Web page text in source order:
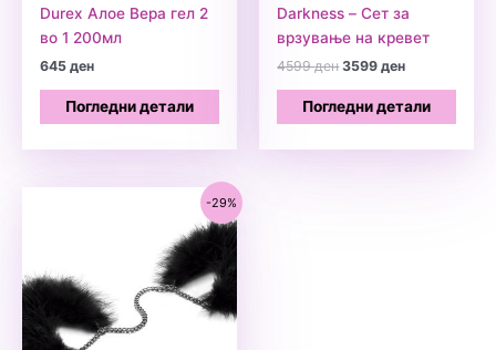
Durex Алое Вера гел 2
во 1 200мл
645ден
Погледни детали
Darkness – Сет за
врзување на кревет
4599денOriginal
was:
4599 ден.
3599денCurrent
is:
Погледни детали
-29%